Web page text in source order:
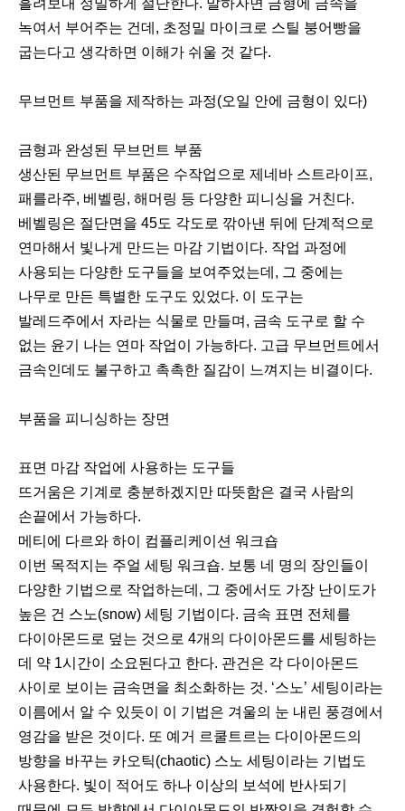
흘려보내 정밀하게 절단한다. 말하자면 금형에 금속을
녹여서 부어주는 건데, 초정밀 마이크로 스틸 붕어빵을
굽는다고 생각하면 이해가 쉬울 것 같다.
무브먼트 부품을 제작하는 과정(오일 안에 금형이 있다)
금형과 완성된 무브먼트 부품
생산된 무브먼트 부품은 수작업으로 제네바 스트라이프,
패를라주, 베벨링, 해머링 등 다양한 피니싱을 거친다.
베벨링은 절단면을 45도 각도로 깎아낸 뒤에 단계적으로
연마해서 빛나게 만드는 마감 기법이다. 작업 과정에
사용되는 다양한 도구들을 보여주었는데, 그 중에는
나무로 만든 특별한 도구도 있었다. 이 도구는
발레드주에서 자라는 식물로 만들며, 금속 도구로 할 수
없는 윤기 나는 연마 작업이 가능하다. 고급 무브먼트에서
금속인데도 불구하고 촉촉한 질감이 느껴지는 비결이다.
부품을 피니싱하는 장면
표면 마감 작업에 사용하는 도구들
뜨거움은 기계로 충분하겠지만 따뜻함은 결국 사람의
손끝에서 가능하다.
메티에 다르와 하이 컴플리케이션 워크숍
이번 목적지는 주얼 세팅 워크숍. 보통 네 명의 장인들이
다양한 기법으로 작업하는데, 그 중에서도 가장 난이도가
높은 건 스노(snow) 세팅 기법이다. 금속 표면 전체를
다이아몬드로 덮는 것으로 4개의 다이아몬드를 세팅하는
데 약 1시간이 소요된다고 한다. 관건은 각 다이아몬드
사이로 보이는 금속면을 최소화하는 것. ‘스노’ 세팅이라는
이름에서 알 수 있듯이 이 기법은 겨울의 눈 내린 풍경에서
영감을 받은 것이다. 또 예거 르쿨트르는 다이아몬드의
방향을 바꾸는 카오틱(chaotic) 스노 세팅이라는 기법도
사용한다. 빛이 적어도 하나 이상의 보석에 반사되기